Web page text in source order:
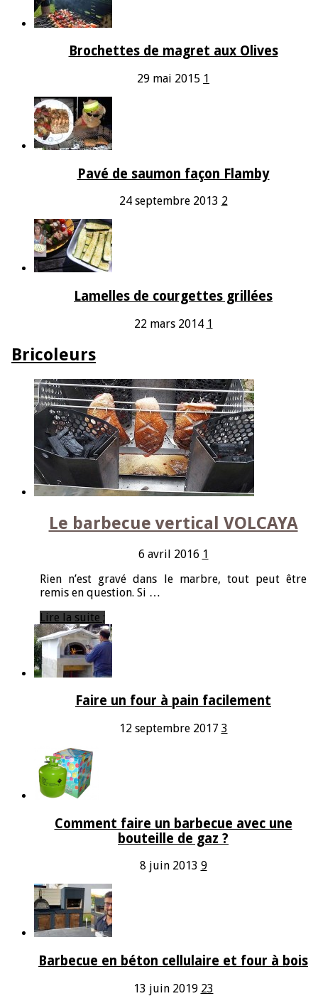
Brochettes de magret aux Olives
29 mai 2015 1
Pavé de saumon façon Flamby
24 septembre 2013 2
Lamelles de courgettes grillées
22 mars 2014 1
Bricoleurs
Le barbecue vertical VOLCAYA
6 avril 2016 1
Rien n’est gravé dans le marbre, tout peut être
remis en question. Si …
Lire la suite ;
Faire un four à pain facilement
12 septembre 2017 3
Comment faire un barbecue avec une
bouteille de gaz ?
8 juin 2013 9
Barbecue en béton cellulaire et four à bois
13 juin 2019 23